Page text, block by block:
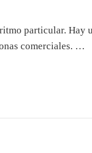
particular. Hay
comerciales. …